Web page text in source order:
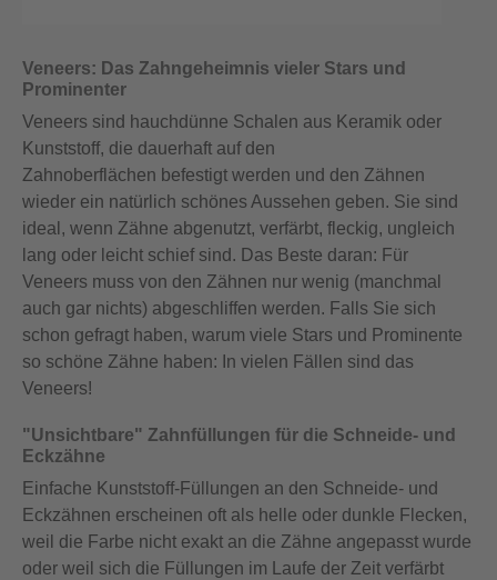
Veneers: Das Zahngeheimnis vieler Stars und
Prominenter
Veneers sind hauchdünne Schalen aus Keramik oder
Kunststoff, die dauerhaft auf den
Zahnoberflächen befestigt werden und den Zähnen
wieder ein natürlich schönes Aussehen geben. Sie sind
ideal, wenn Zähne abgenutzt, verfärbt, fleckig, ungleich
lang oder leicht schief sind. Das Beste daran: Für
Veneers muss von den Zähnen nur wenig (manchmal
auch gar nichts) abgeschliffen werden. Falls Sie sich
schon gefragt haben, warum viele Stars und Prominente
so schöne Zähne haben: In vielen Fällen sind das
Veneers!
"Unsichtbare" Zahnfüllungen für die Schneide- und
Eckzähne
Einfache Kunststoff-Füllungen an den Schneide- und
Eckzähnen erscheinen oft als helle oder dunkle Flecken,
weil die Farbe nicht exakt an die Zähne angepasst wurde
oder weil sich die Füllungen im Laufe der Zeit verfärbt